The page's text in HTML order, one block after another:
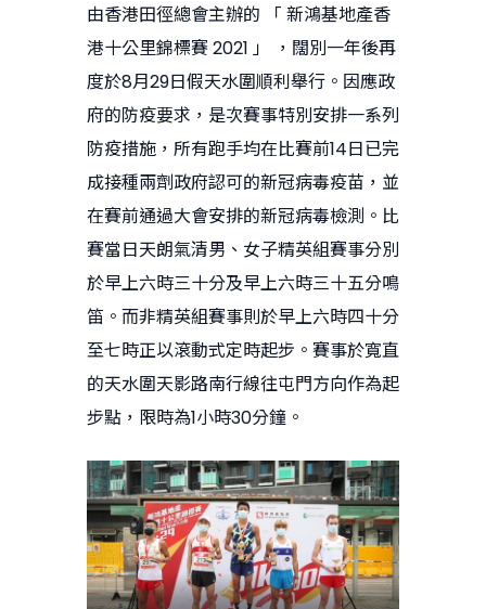
由香港田徑總會主辦的 「 新鴻基地產香
港十公里錦標賽 2021 」 ，闊別一年後再
度於8月29日假天水圍順利舉行。因應政
府的防疫要求，是次賽事特別安排一系列
防疫措施，所有跑手均在比賽前14日已完
成接種兩劑政府認可的新冠病毒疫苗，並
在賽前通過大會安排的新冠病毒檢測。比
賽當日天朗氣清男、女子精英組賽事分別
於早上六時三十分及早上六時三十五分鳴
笛。而非精英組賽事則於早上六時四十分
至七時正以滾動式定時起步。賽事於寬直
的天水圍天影路南行線往屯門方向作為起
步點，限時為1小時30分鐘。